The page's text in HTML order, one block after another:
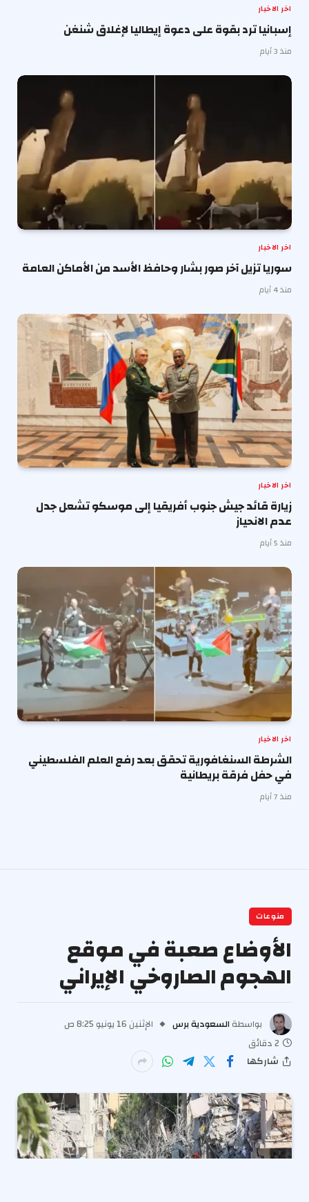
اخر الاخبار
إسبانيا ترد بقوة على دعوة إيطاليا لإغلاق شنغن
منذ 3 أيام
اخر الاخبار
سوريا تزيل آخر صور بشار وحافظ الأسد من الأماكن العامة
منذ 4 أيام
اخر الاخبار
زيارة قائد جيش جنوب أفريقيا إلى موسكو تشعل جدل
عدم الانحياز
منذ 5 أيام
اخر الاخبار
الشرطة السنغافورية تحقق بعد رفع العلم الفلسطيني
في حفل فرقة بريطانية
منذ 7 أيام
منوعات
الأوضاع صعبة في موقع
الهجوم الصاروخي الإيراني
بواسطة السعودية برس
الإثنين 16 يونيو 8:25 ص
2 دقائق
شاركها